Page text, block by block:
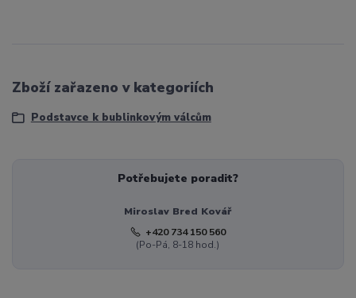
Zboží zařazeno v kategoriích
Podstavce k bublinkovým válcům
Potřebujete poradit?
Miroslav Bred Kovář
+420 734 150 560
(Po-Pá, 8-18 hod.)